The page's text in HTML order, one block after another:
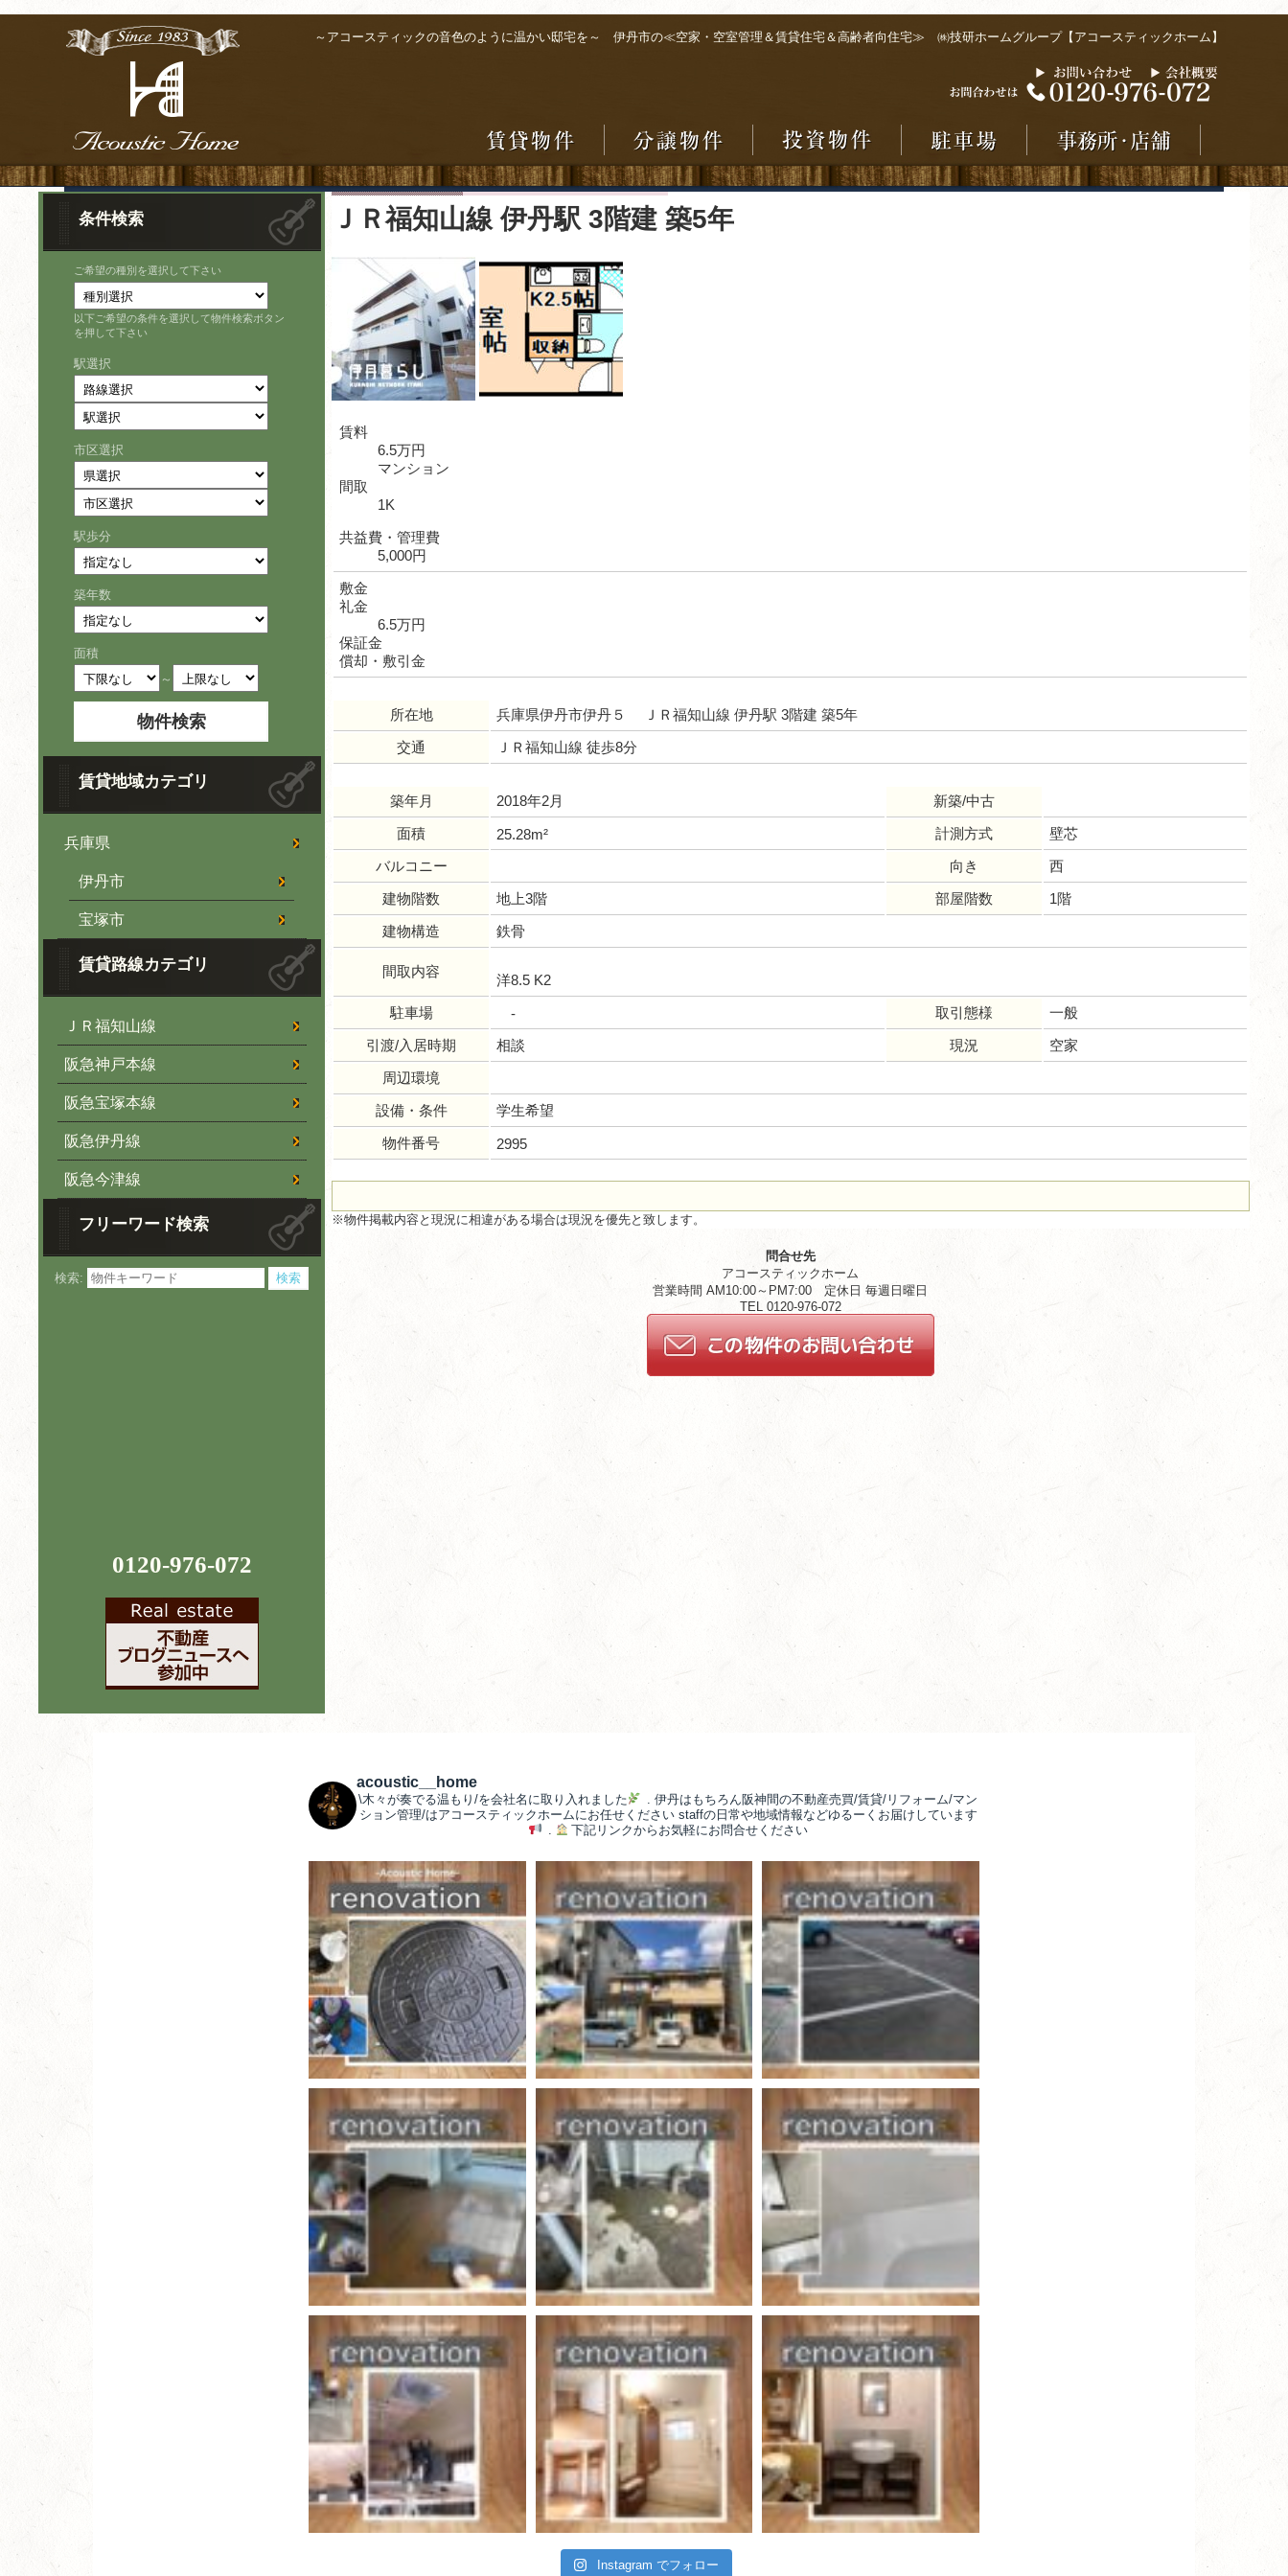
～アコースティックの音色のように温かい邸宅を～ 伊丹市の≪空家・空室管理＆賃貸住宅＆高齢者向住宅≫ ㈱技研ホームグループ【アコースティックホーム】
条件検索
ご希望の種別を選択して下さい
以下ご希望の条件を選択して物件検索ボタン
を押して下さい
駅選択
市区選択
駅歩分
築年数
面積
～
賃貸地域カテゴリ
兵庫県
伊丹市
宝塚市
賃貸路線カテゴリ
ＪＲ福知山線
阪急神戸本線
阪急宝塚本線
阪急伊丹線
阪急今津線
フリーワード検索
検索:
0120-976-072
ＪＲ福知山線 伊丹駅 3階建 築5年
賃料
6.5万円
マンション
間取
1K
共益費・管理費
5,000円
敷金
礼金
6.5万円
保証金
償却・敷引金
所在地
兵庫県伊丹市伊丹５ ＪＲ福知山線 伊丹駅 3階建 築5年
交通
ＪＲ福知山線 徒歩8分
築年月 2018年2月
新築/中古
面積
25.28m² 計測方式
壁芯
バルコニー
向き
西
建物階数
地上3階 部屋階数
1階
建物構造
鉄骨
間取内容
洋8.5 K2
駐車場
- 取引態様
一般
引渡/入居時期
相談 現況
空家
周辺環境
設備・条件
学生希望
物件番号
2995
※物件掲載内容と現況に相違がある場合は現況を優先と致します。
問合せ先
アコースティックホーム
営業時間 AM10:00～PM7:00 定休日 毎週日曜日
TEL 0120-976-072
acoustic__home
\木々が奏でる温もり/を会社名に取り入れました . 伊丹はもちろん阪神間の不動産売買/賃貸/リフォーム/マン
ション管理/はアコースティックホームにお任せくださいstaffの日常や地域情報などゆるーくお届けしています
.
下記リンクからお気軽にお問合せください
Instagram でフォロー